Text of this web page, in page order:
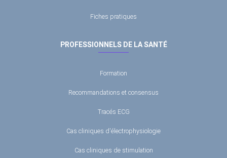
Fiches pratiques
PROFESSIONNELS DE LA SANTÉ
Formation
Recommandations et consensus
Tracés ECG
Cas cliniques d'électrophysiologie
Cas cliniques de stimulation